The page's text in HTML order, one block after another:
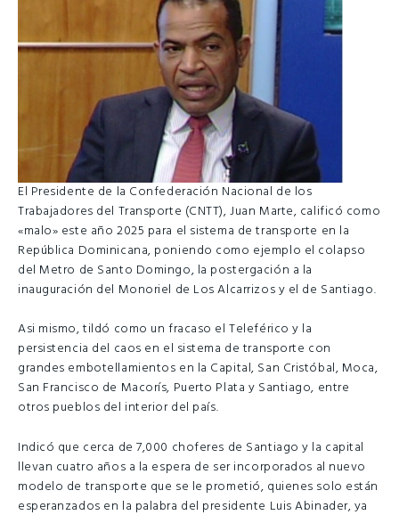
El Presidente de la Confederación Nacional de los
Trabajadores del Transporte (CNTT), Juan Marte, calificó como
«malo» este año 2025 para el sistema de transporte en la
República Dominicana, poniendo como ejemplo el colapso
del Metro de Santo Domingo, la postergación a la
inauguración del Monoriel de Los Alcarrizos y el de Santiago.
Asi mismo, tildó como un fracaso el Teleférico y la
persistencia del caos en el sistema de transporte con
grandes embotellamientos en la Capital, San Cristóbal, Moca,
San Francisco de Macorís, Puerto Plata y Santiago, entre
otros pueblos del interior del país.
Indicó que cerca de 7,000 choferes de Santiago y la capital
llevan cuatro años a la espera de ser incorporados al nuevo
modelo de transporte que se le prometió, quienes solo están
esperanzados en la palabra del presidente Luis Abinader, ya